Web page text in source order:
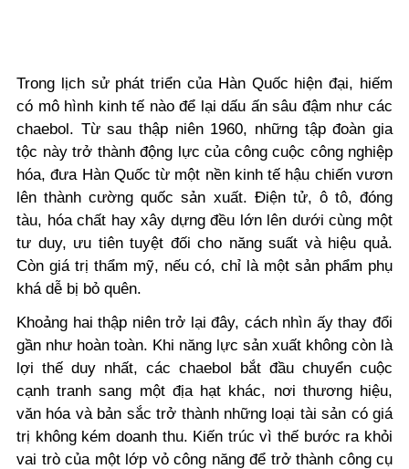
Trong lịch sử phát triển của Hàn Quốc hiện đại, hiếm
có mô hình kinh tế nào để lại dấu ấn sâu đậm như các
chaebol. Từ sau thập niên 1960, những tập đoàn gia
tộc này trở thành động lực của công cuộc công nghiệp
hóa, đưa Hàn Quốc từ một nền kinh tế hậu chiến vươn
lên thành cường quốc sản xuất. Điện tử, ô tô, đóng
tàu, hóa chất hay xây dựng đều lớn lên dưới cùng một
tư duy, ưu tiên tuyệt đối cho năng suất và hiệu quả.
Còn giá trị thẩm mỹ, nếu có, chỉ là một sản phẩm phụ
khá dễ bị bỏ quên.
Khoảng hai thập niên trở lại đây, cách nhìn ấy thay đổi
gần như hoàn toàn. Khi năng lực sản xuất không còn là
lợi thế duy nhất, các chaebol bắt đầu chuyển cuộc
cạnh tranh sang một địa hạt khác, nơi thương hiệu,
văn hóa và bản sắc trở thành những loại tài sản có giá
trị không kém doanh thu. Kiến trúc vì thế bước ra khỏi
vai trò của một lớp vỏ công năng để trở thành công cụ